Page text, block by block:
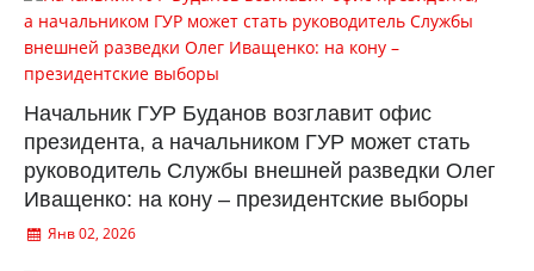
Начальник ГУР Буданов возглавит офис
президента, а начальником ГУР может стать
руководитель Службы внешней разведки Олег
Иващенко: на кону – президентские выборы
Янв 02, 2026